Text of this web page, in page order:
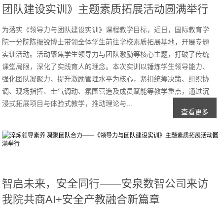
团队建设实训》主题素质拓展活动圆满举行
为落实《领导力与团队建设实训》课程教学目标，近日，国际教育学
院一分院陈振锐博士带领全体学生前往学校素质拓展基地，开展专题
实训活动。活动聚焦学生领导力与团队激励等核心主题，打破了传统
课堂局限，深化了实践育人的理念。本次实训以锤炼学生领导能力、
强化团队凝聚力、提升激励管理水平为核心，紧扣统筹决策、组织协
调、现场指挥、士气调动、氛围营造及成员赋能等教学重点，通过沉
浸式拓展项目与体验式教学，推动理论与...
查看更多
智启未来，安全同行——安泉数智公司来访
我院共商AI+安全产教融合新篇章